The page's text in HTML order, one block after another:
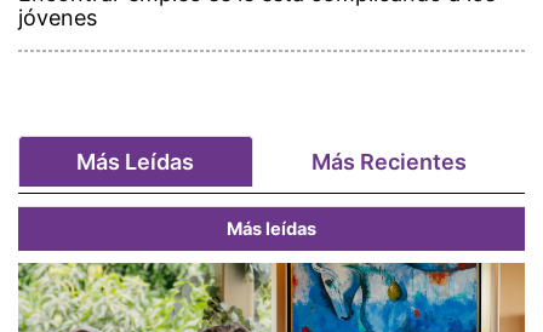
jóvenes
Más Leídas Más Recientes
Más leídas